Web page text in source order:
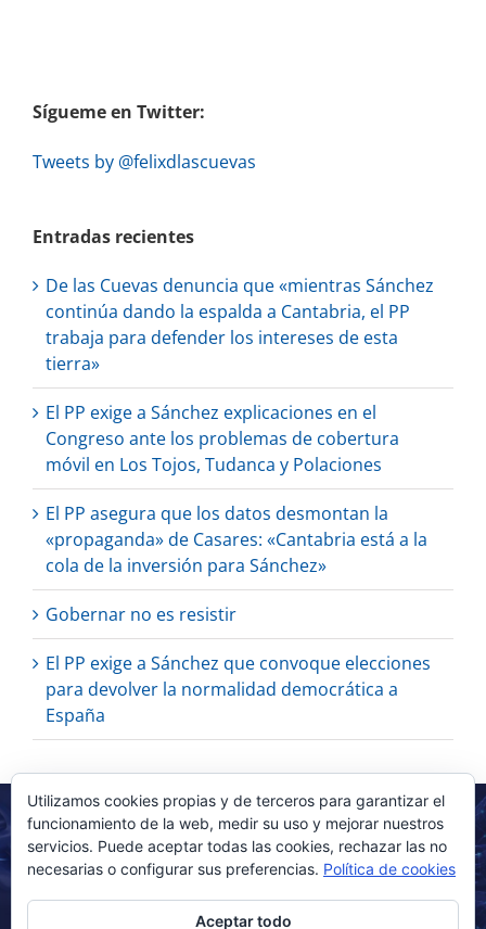
Sígueme en Twitter:
Tweets by @felixdlascuevas
Entradas recientes
De las Cuevas denuncia que «mientras Sánchez
continúa dando la espalda a Cantabria, el PP
trabaja para defender los intereses de esta
tierra»
El PP exige a Sánchez explicaciones en el
Congreso ante los problemas de cobertura
móvil en Los Tojos, Tudanca y Polaciones
El PP asegura que los datos desmontan la
«propaganda» de Casares: «Cantabria está a la
cola de la inversión para Sánchez»
Gobernar no es resistir
El PP exige a Sánchez que convoque elecciones
para devolver la normalidad democrática a
España
Utilizamos cookies propias y de terceros para garantizar el
funcionamiento de la web, medir su uso y mejorar nuestros
servicios. Puede aceptar todas las cookies, rechazar las no
necesarias o configurar sus preferencias. Política de cookies
Aceptar todo